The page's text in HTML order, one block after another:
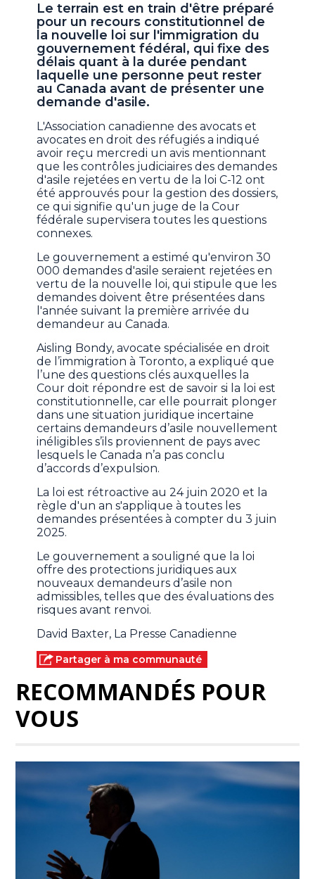
Le terrain est en train d'être préparé
pour un recours constitutionnel de
la nouvelle loi sur l'immigration du
gouvernement fédéral, qui fixe des
délais quant à la durée pendant
laquelle une personne peut rester
au Canada avant de présenter une
demande d'asile.
L'Association canadienne des avocats et
avocates en droit des réfugiés a indiqué
avoir reçu mercredi un avis mentionnant
que les contrôles judiciaires des demandes
d'asile rejetées en vertu de la loi C-12 ont
été approuvés pour la gestion des dossiers,
ce qui signifie qu'un juge de la Cour
fédérale supervisera toutes les questions
connexes.
Le gouvernement a estimé qu'environ 30
000 demandes d'asile seraient rejetées en
vertu de la nouvelle loi, qui stipule que les
demandes doivent être présentées dans
l'année suivant la première arrivée du
demandeur au Canada.
Aisling Bondy, avocate spécialisée en droit
de l’immigration à Toronto, a expliqué que
l’une des questions clés auxquelles la
Cour doit répondre est de savoir si la loi est
constitutionnelle, car elle pourrait plonger
dans une situation juridique incertaine
certains demandeurs d’asile nouvellement
inéligibles s’ils proviennent de pays avec
lesquels le Canada n’a pas conclu
d’accords d’expulsion.
La loi est rétroactive au 24 juin 2020 et la
règle d'un an s'applique à toutes les
demandes présentées à compter du 3 juin
2025.
Le gouvernement a souligné que la loi
offre des protections juridiques aux
nouveaux demandeurs d’asile non
admissibles, telles que des évaluations des
risques avant renvoi.
David Baxter, La Presse Canadienne
Partager à ma communauté
RECOMMANDÉS POUR
VOUS